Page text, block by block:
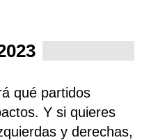
qué partidos
Y si quieres
y derechas,